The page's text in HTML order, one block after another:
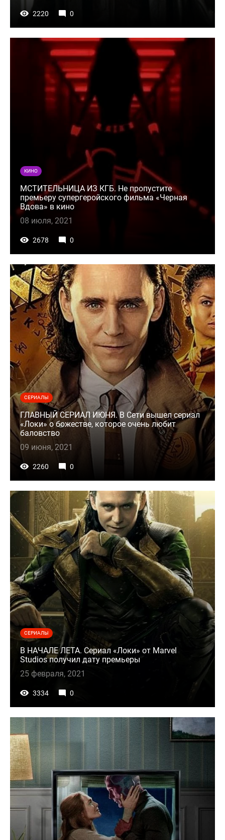
2220 0
КИНО
МСТИТЕЛЬНИЦА ИЗ КГБ. Не пропустите
премьеру супергеройского фильма «Черная
Вдова» в кино
08 июля, 2021
2678 0
СЕРИАЛЫ
ГЛАВНЫЙ СЕРИАЛ ИЮНЯ. В Сети вышел сериал
«Локи» о божестве, которое очень любит
баловство
09 июня, 2021
2260 0
СЕРИАЛЫ
В НАЧАЛЕ ЛЕТА. Сериал «Локи» от Marvel
Studios получил дату премьеры
25 февраля, 2021
3334 0